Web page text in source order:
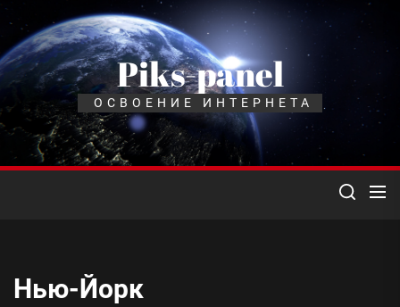
Перейти
содержимому
Piks-panel
ОСВОЕНИЕ ИНТЕРНЕТА
Нью-Йорк